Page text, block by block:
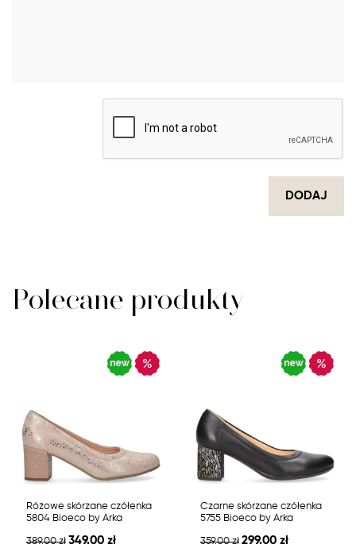
DODAJ
Polecane produkty
Różowe skórzane czółenka
5804 Bioeco by Arka
389.00 zł 349.00 zł
Czarne skórzane czółenka
5755 Bioeco by Arka
359.00 zł 299.00 zł